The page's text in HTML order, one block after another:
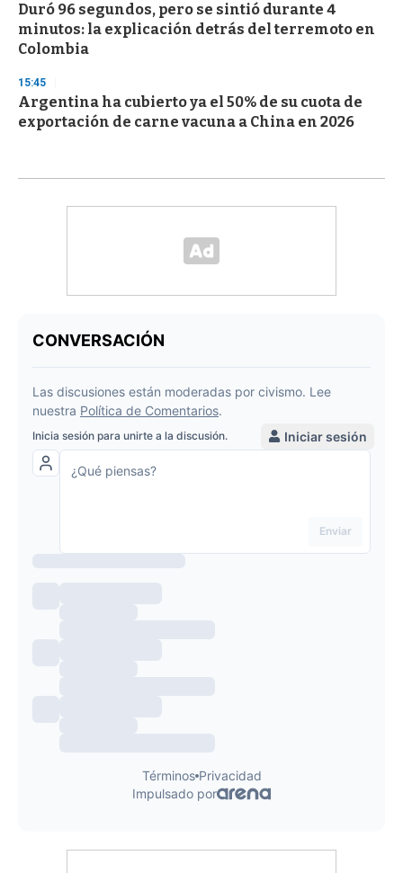
Duró 96 segundos, pero se sintió durante 4
minutos: la explicación detrás del terremoto en
Colombia
15:45
Argentina ha cubierto ya el 50% de su cuota de
exportación de carne vacuna a China en 2026